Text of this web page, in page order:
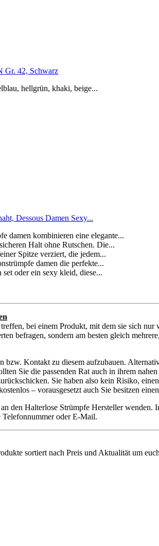
Gr. 42, Schwarz
hellgrün, khaki, beige...
Dessous Damen Sexy...
damen kombinieren eine elegante...
Halt ohne Rutschen. Die...
Spitze verziert, die jedem...
damen die perfekte...
oder ein sexy kleid, diese...
bei einem Produkt, mit dem sie sich
befragen, sondern am besten gleich
Kontakt zu diesem aufzubauen.
Sie die passenden Rat auch in ihrem
Sie haben also kein Risiko,
– vorausgesetzt auch Sie besitzen
den Halterlose Strümpfe Hersteller
oder E-Mail.
sortiert nach Preis und Aktualität um